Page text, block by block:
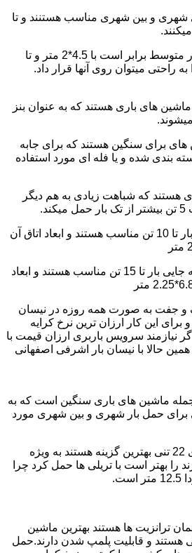
شهری و بین شهری مناسب هستنند و تا
ابعاد بارگیر خاور ها به طور متوسط برابر است با 4.5*2 متر و تا
های باری هستند که به عنوان بنز
برای سنگین هستند که برای جابه
بندی شده و یا فله ای مورد استفاده
هستند که شباهت زیادی به هم دیگر
6 چرخ ها برای جابه جایی بار تا 10 تن مناسب هستند و ابعاد اتاق آن
همان 10 چرخ ها برای جابه جایی بار تا 15 تن مناسب هستند و ابعاد
و جفت به صورت همه روزه در نیسان
این کار ارزان ترین نرخ کرایه
نیازمند سرویس باربری ارزان قیمت با
حالا با نیسان بار اشرفی اصفهانی
18 چرخ از جمله ماشین های باری سنگین است که به
برای حمل بار شهری و بین شهری مورد
تریلی ها باری حمل بار های 22 تنی بهترین گزینه هستند به ویژه
را بهتر است با تریلی ها حمل کرد چرا
ترانزیت ها هستند بهترین ماشین
هستند و قابلیت پلمپ شدن دارند.حمل